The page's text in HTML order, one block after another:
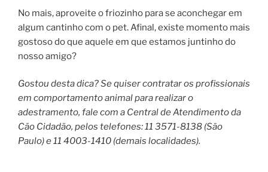
No mais, aproveite o friozinho para se aconchegar em
algum cantinho com o pet. Afinal, existe momento mais
gostoso do que aquele em que estamos juntinho do
nosso amigo?
Gostou desta dica? Se quiser contratar os profissionais
em comportamento animal para realizar o
adestramento, fale com a Central de Atendimento da
Cão Cidadão, pelos telefones: 11 3571-8138 (São
Paulo) e 11 4003-1410 (demais localidades).